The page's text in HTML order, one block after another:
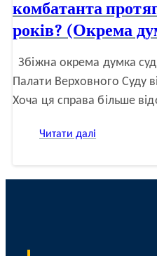
комбатанта
років? (Окрема
Збіжна окрема думка
Палати Верховного Суду
Хоча ця справа більше
Читати далі